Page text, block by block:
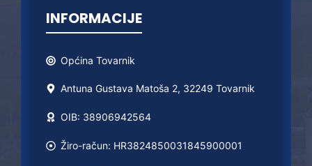
INFORMACIJE
Općina Tovarnik
Antuna Gustava Matoša 2, 32249 Tovarnik
OIB: 38906942564
Žiro-račun: HR3824850031845900001